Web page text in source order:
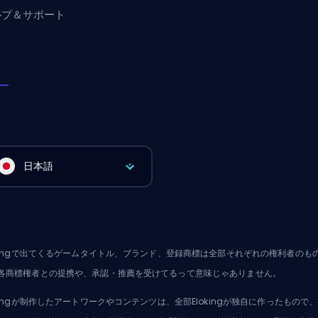
＆サポート
日本語
で出てくるゲームタイトル、ブランド、登録商標は全部それぞれの権利者のも
商標権者との提携や、承認・推薦を受けてるって意味じゃありません。
が制作したアートワークやコンテンツは、全部Elokingが独自に作ったもので